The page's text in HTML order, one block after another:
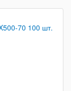
70 100 шт.